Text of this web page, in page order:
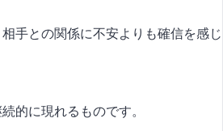
手との関係に不安よりも確信を感じ
的に現れるものです。